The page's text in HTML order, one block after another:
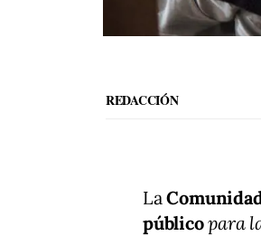
REDACCIÓN
La
públicopara